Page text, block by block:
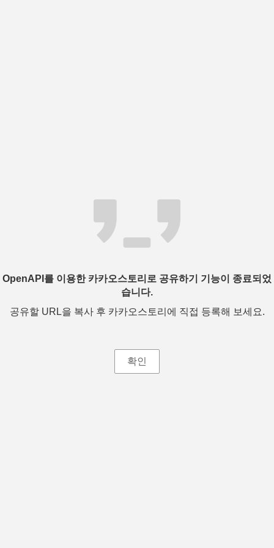
OpenAPI를 이용한 카카오스토리로 공유하기 기능이 종료되었
습니다.
공유할 URL을 복사 후 카카오스토리에 직접 등록해 보세요.
확인